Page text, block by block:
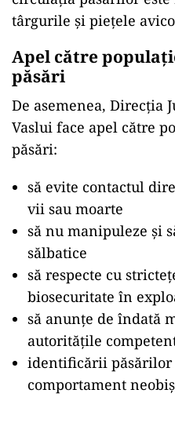
târgurile și piețele
Apel către
păsări
De asemenea, Direcţia
Vaslui face apel către
păsări:
să evite contactul
vii sau moarte
să nu manipuleze şi
sălbatice
să respecte cu
biosecuritate în
să anunţe de îndată
autorităţile
identificării păsărilor
comportament